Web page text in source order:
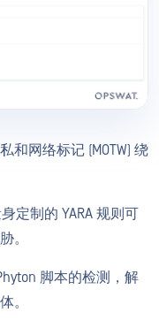
和网络标记 (MOTW) 绕
定制的 YARA 规则可
。
脚本的检测，解
。